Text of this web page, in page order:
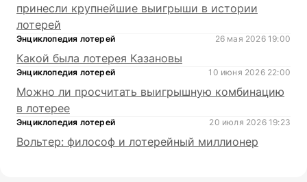
принесли крупнейшие выигрыши в истории
лотерей
Энциклопедия лотерей 26 мая 2026 19:00
Какой была лотерея Казановы
Энциклопедия лотерей 10 июня 2026 22:00
Можно ли просчитать выигрышную комбинацию
в лотерее
Энциклопедия лотерей 20 июля 2026 19:23
Вольтер: философ и лотерейный миллионер